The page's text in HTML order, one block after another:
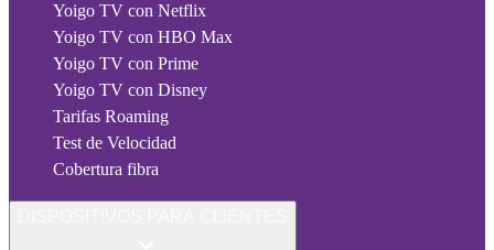
Yoigo TV con Netflix
Yoigo TV con HBO Max
Yoigo TV con Prime
Yoigo TV con Disney
Tarifas Roaming
Test de Velocidad
Cobertura fibra